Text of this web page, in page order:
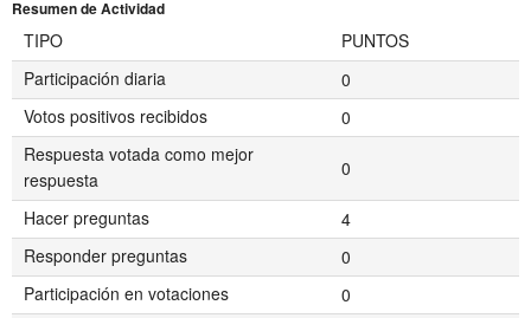
Resumen de Actividad
TIPO
PUNTOS
Participación diaria
0
Votos positivos recibidos
0
Respuesta votada como mejor
respuesta
0
Hacer preguntas
4
Responder preguntas
0
Participación en votaciones
0